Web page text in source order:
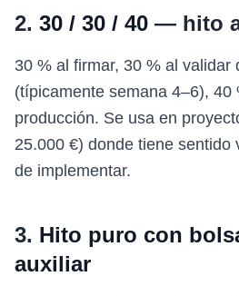
2. 30 / 30 / 40 — hito
30 % al firmar, 30 % al validar
(típicamente semana 4–6), 40
producción. Se usa en
25.000 €) donde tiene sentido
de implementar.
3. Hito puro con
auxiliar